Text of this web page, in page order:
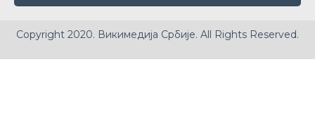
Copyright 2020. Викимедија Србије. All Rights Reserved.